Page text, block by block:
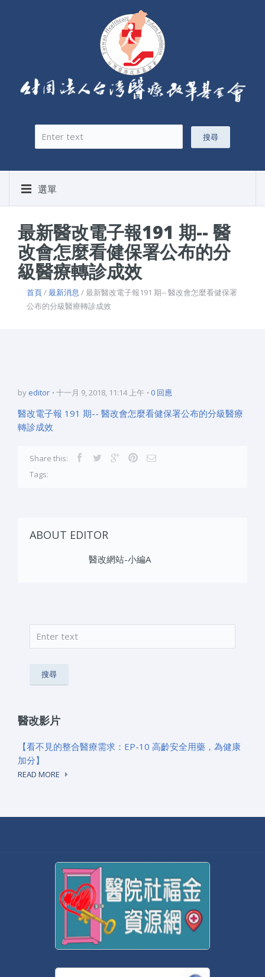
搜尋表單
搜尋
選單
最新醫改電子報191 期-- 醫
改會怎麼看健保署公布的分
級醫療轉診成效
首頁/最新消息 / 最新醫改電子報191 期-- 醫改會怎麼看健保署
公布的分級醫療轉診成效
by editor 十一月 9, 2018, 11:14 上午 0 回應
醫改電子報 191 期-- 醫改會怎麼看健保署公布的分級醫療
轉診成效
Share this:
Tags:
ABOUT EDITOR
醫改網站-小編A
搜尋表單
醫改影片
【看不見的整合醫療需求：EP-10 高齡安全用藥，為健康
加分】
READ MORE